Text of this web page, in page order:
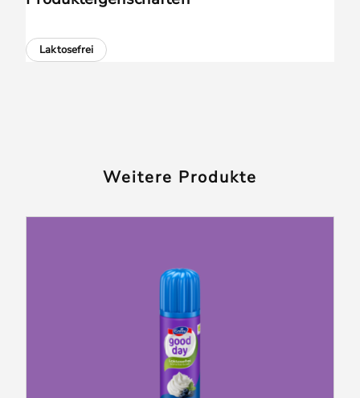
Laktosefrei
Weitere Produkte